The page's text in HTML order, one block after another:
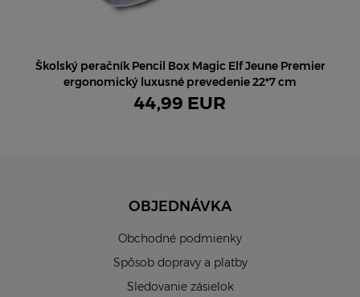
Školský peračník Pencil Box Magic Elf Jeune Premier
ergonomický luxusné prevedenie 22*7 cm
44,99 EUR
OBJEDNÁVKA
Obchodné podmienky
Spôsob dopravy a platby
Sledovanie zásielok